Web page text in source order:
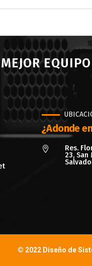
¿Adonde

Res.
23, San
© 2022 Diseño de